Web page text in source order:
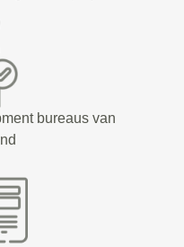
bureaus van